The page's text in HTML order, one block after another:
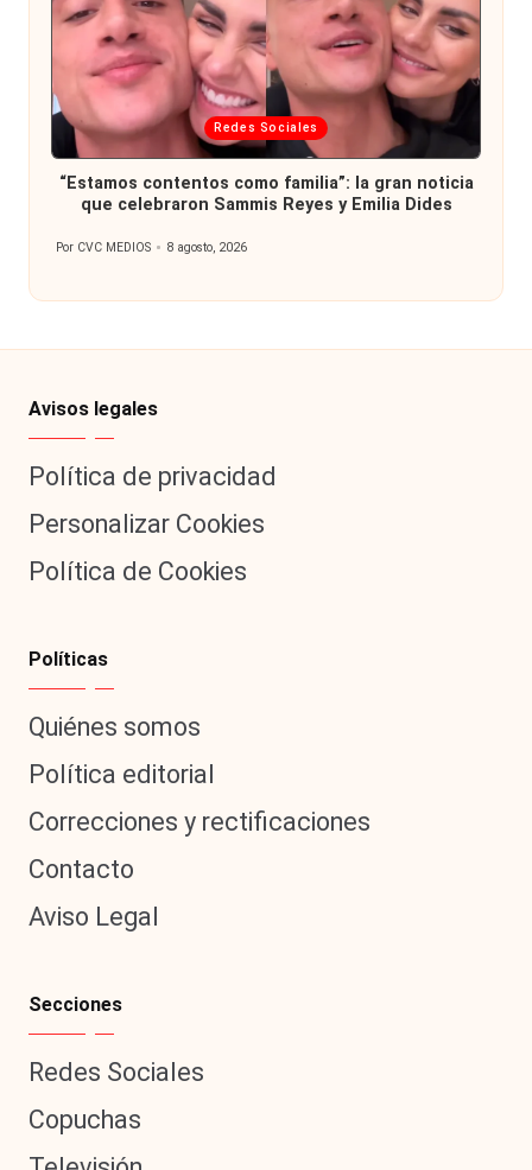
Publicada
en
Redes Sociales
“Estamos contentos como familia”: la gran noticia
que celebraron Sammis Reyes y Emilia Dides
Publicado
Por CVC MEDIOS 8 agosto, 2026
Avisos legales
Política de privacidad
Personalizar Cookies
Política de Cookies
Políticas
Quiénes somos
Política editorial
Correcciones y rectificaciones
Contacto
Aviso Legal
Secciones
Redes Sociales
Copuchas